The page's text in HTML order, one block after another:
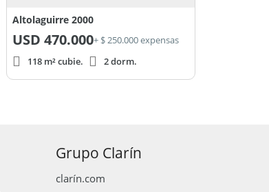
Altolaguirre 2000
USD 470.000+ $ 250.000 expensas
118 m² cubie.
2 dorm.
Grupo Clarín
clarín.com